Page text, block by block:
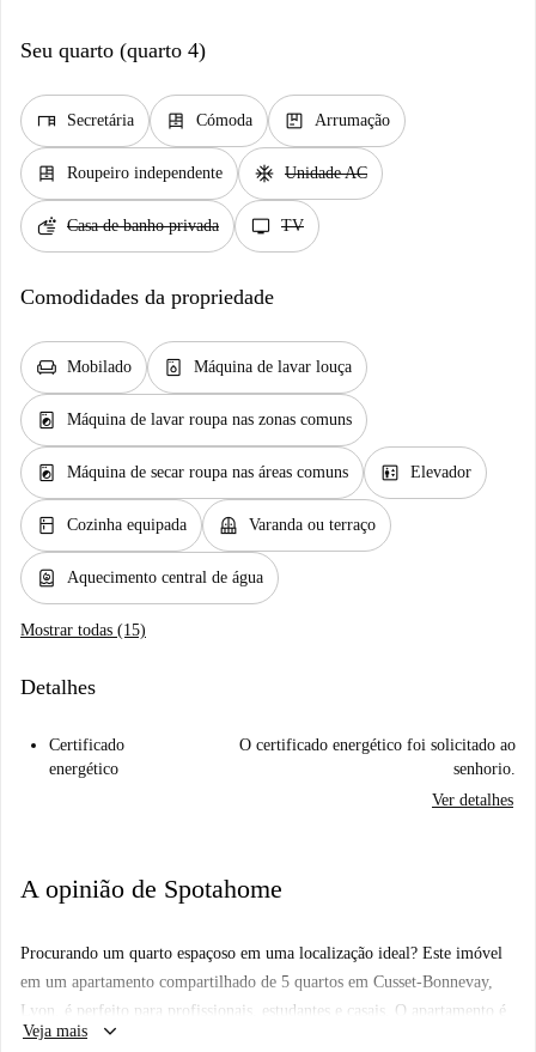
Seu quarto (quarto 4)
desk Secretária dresser Cómoda package Arrumação
dresser Roupeiro independente ac_unit Unidade AC
soap Casa de banho privada tv TV
Comodidades da propriedade
chair Mobilado dishwasher_gen Máquina de lavar louça
local_laundry_service Máquina de lavar roupa nas zonas comuns
local_laundry_service Máquina de secar roupa nas áreas comuns elevator Elevador
kitchen Cozinha equipada balcony Varanda ou terraço
water_heater Aquecimento central de água
Mostrar todas (15)
Detalhes
Certificado
energético
O certificado energético foi solicitado ao
senhorio.
Ver detalhes
A opinião de Spotahome
Procurando um quarto espaçoso em uma localização ideal? Este imóvel
em um apartamento compartilhado de 5 quartos em Cusset-Bonnevay,
Lyon, é perfeito para profissionais, estudantes e casais. O apartamento é
mobiliado e equipado com comodidades modernas para garantir o seu
Veja mais keyboard_arrow_down